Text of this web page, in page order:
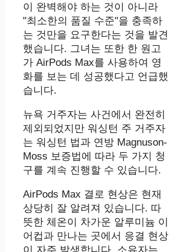
이 완벽해야 하는 것이 아니라
"최소한의 품질 수준"을 충족하
는 것만을 요구한다는 것을 발견
했습니다. 그녀는 또한 한 원고
가 AirPods Max를 사용하여 영
화를 보는 데 성공했다고 언급했
습니다.
뉴욕 거주자는 사건에서 완전히
제외되었지만 워싱턴 주 거주자
는 워싱턴 법과 연방 Magnuson-
Moss 보증법에 따라 두 가지 청
구를 계속 진행할 수 있습니다.
AirPods Max 결로 현상은 현재
상당히 잘 알려져 있습니다. 따
뜻한 체온이 차가운 알루미늄 이
어컵과 만나는 곳에서 응결 현상